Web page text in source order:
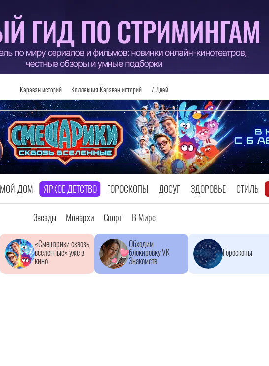
Караван историй Коллекция Караван историй 7 Дней
МОЙ ДОМ ЯРКОЕ ДЕТСТВО ГОРОСКОПЫ ДОСУГ ЗДОРОВЬЕ СТИЛЬ
Звезды Монархи Спорт В Мире
«Смешарики сквозь
вселенные» уже в
кино
Обходим
блокировку VK
Знакомств
Гороскопы